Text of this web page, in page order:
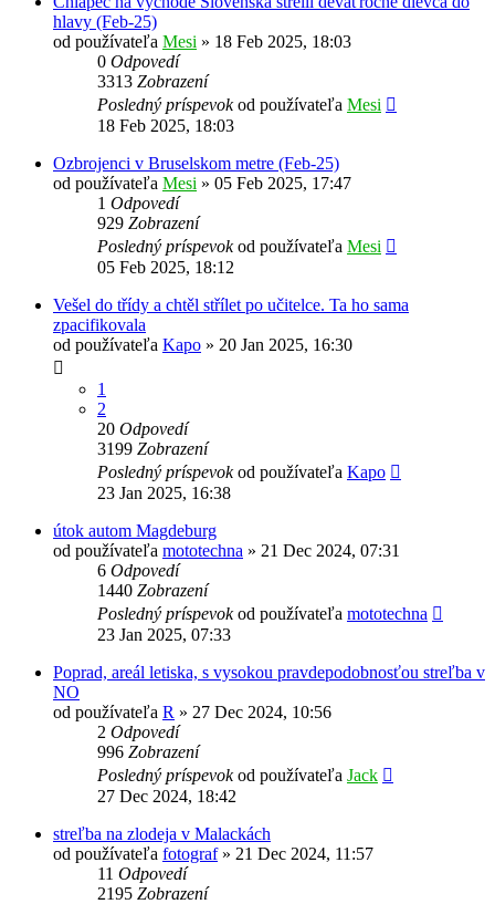
hlavy (Feb-25)
od používateľa Mesi » 18 Feb 2025, 18:03
0 Odpovedí
3313 Zobrazení
Posledný príspevokod používateľa Mesi
18 Feb 2025, 18:03
Ozbrojenci v Bruselskom metre (Feb-25)
od používateľa Mesi » 05 Feb 2025, 17:47
1 Odpovedí
929 Zobrazení
Posledný príspevokod používateľa Mesi
05 Feb 2025, 18:12
Vešel do třídy a chtěl střílet po učitelce. Ta ho sama
zpacifikovala
od používateľa Kapo » 20 Jan 2025, 16:30
1
2
20 Odpovedí
3199 Zobrazení
Posledný príspevokod používateľa Kapo
23 Jan 2025, 16:38
útok autom Magdeburg
od používateľa mototechna » 21 Dec 2024, 07:31
6 Odpovedí
1440 Zobrazení
Posledný príspevokod používateľa mototechna
23 Jan 2025, 07:33
Poprad, areál letiska, s vysokou pravdepodobnosťou streľba v
NO
od používateľa R » 27 Dec 2024, 10:56
2 Odpovedí
996 Zobrazení
Posledný príspevokod používateľa Jack
27 Dec 2024, 18:42
streľba na zlodeja v Malackách
od používateľa fotograf» 21 Dec 2024, 11:57
11 Odpovedí
2195 Zobrazení